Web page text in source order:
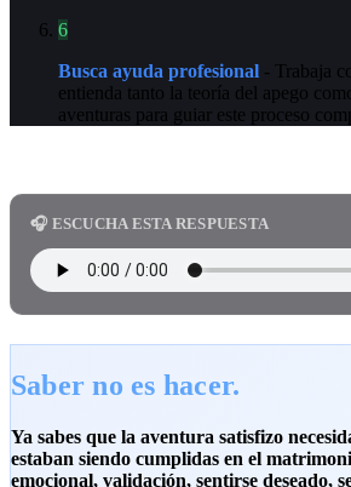
6
Busca ayuda profesional - Trabaja
entienda tanto la teoría del apego
aventuras para guiar este proceso
🎧 ESCUCHA ESTA RESPUESTA
Saber no es hacer.
Ya sabes que la aventura satisfizo
estaban siendo cumplidas en el
emocional, validación, sentirse deseado,